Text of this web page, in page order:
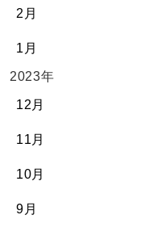
2月
1月
2023年
12月
11月
10月
9月